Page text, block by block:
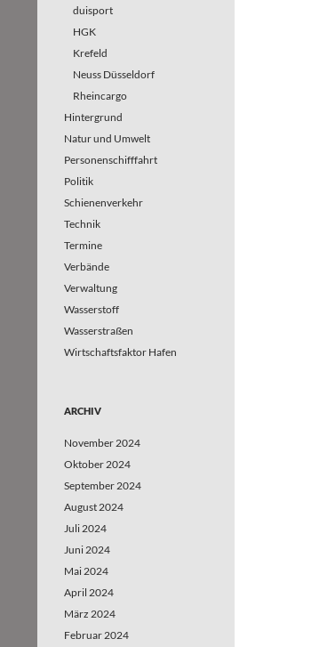
duisport
HGK
Krefeld
Neuss Düsseldorf
Rheincargo
Hintergrund
Natur und Umwelt
Personenschifffahrt
Politik
Schienenverkehr
Technik
Termine
Verbände
Verwaltung
Wasserstoff
Wasserstraßen
Wirtschaftsfaktor Hafen
ARCHIV
November 2024
Oktober 2024
September 2024
August 2024
Juli 2024
Juni 2024
Mai 2024
April 2024
März 2024
Februar 2024